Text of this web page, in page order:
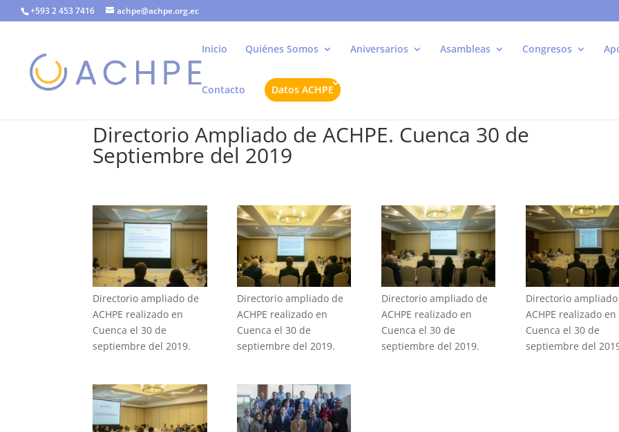
+593 2 453 7416 achpe@achpe.org.ec
Inicio Quiénes Somos Aniversarios Asambleas Congresos
Contacto Datos ACHPE
Directorio Ampliado de ACHPE. Cuenca 30 de
Septiembre del 2019
Directorio ampliado de
ACHPE realizado en
Cuenca el 30 de
septiembre del 2019.
Directorio ampliado de
ACHPE realizado en
Cuenca el 30 de
septiembre del 2019.
Directorio ampliado de
ACHPE realizado en
Cuenca el 30 de
septiembre del 2019.
Directorio
ACHPE realizado en
Cuenca el 30 de
septiembre del